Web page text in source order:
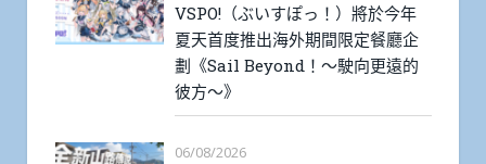
VSPO!（ぶいすぽっ！）將於今年
夏天首度推出海外期間限定餐廳企
劃《Sail Beyond！～駛向更遠的
彼方～》
06/08/2026